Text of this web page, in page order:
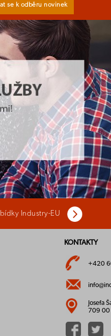
se k odběru novinek
Industry-EU
KONTAKTY
+420
Josefa
709 00